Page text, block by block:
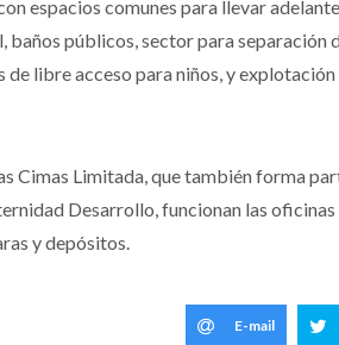
espacios comunes para llevar
baños públicos, sector para separación
libre acceso para niños, y
Cimas Limitada, que también forma
Desarrollo, funcionan las
y depósitos.
E-mail